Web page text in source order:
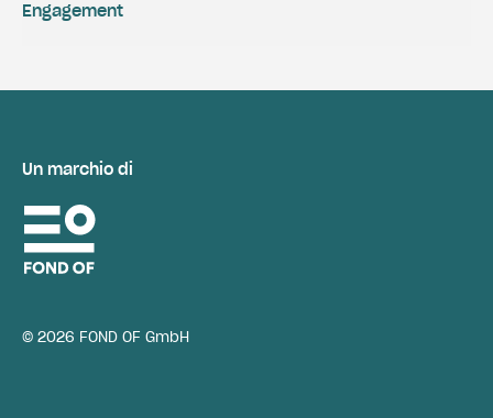
Engagement
Un marchio di
© 2026 FOND OF GmbH